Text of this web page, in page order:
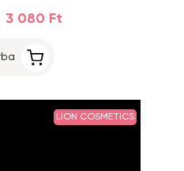
3 080 Ft
LION COSMETICS